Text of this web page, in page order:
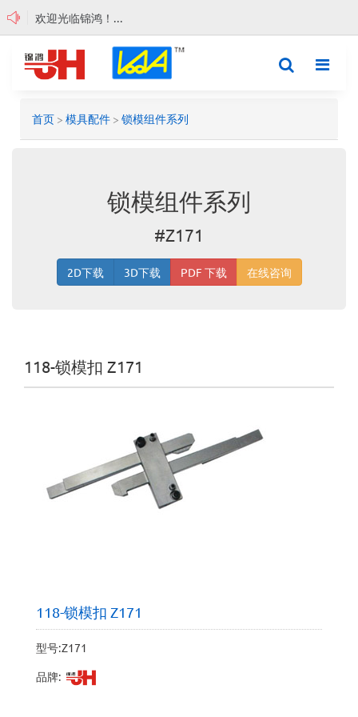
欢迎光临锦鸿！...
search
首页 > 模具配件 > 锁模组件系列
锁模组件系列
#Z171
2D下载 3D下载 PDF 下载 在线咨询
118-锁模扣 Z171
118-锁模扣 Z171
型号:Z171
品牌: